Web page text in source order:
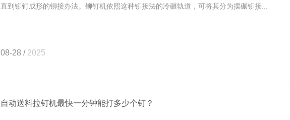
直到铆钉成形的铆接办法。铆钉机依照这种铆接法的冷碾轨道，可将其分为摆碾铆接...
08-28 /2025
自动送料拉钉机最快一分钟能打多少个钉？